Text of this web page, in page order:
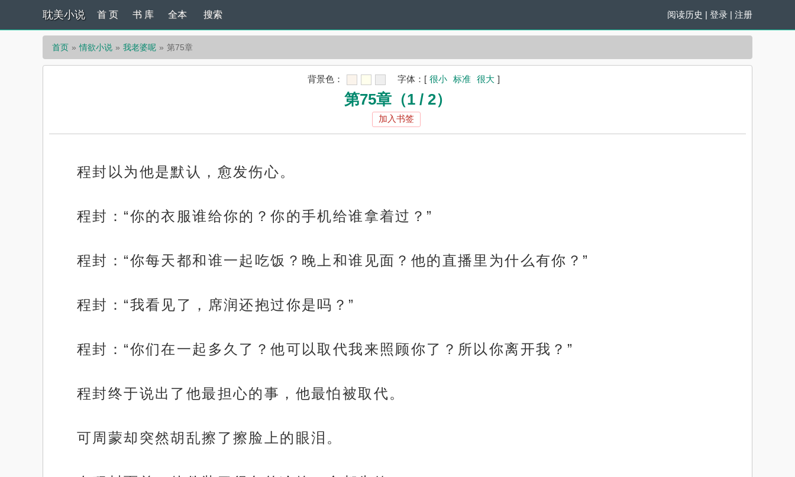
耽美小说 阅读历史 | 登录 | 注册
首 页 书 库 全本 搜索
首页 情欲小说 我老婆呢 第75章
背景色： 字体： [ 很小 标准 很大 ]
第75章（1 / 2）
加入书签
程封以为他是默认，愈发伤心。
程封：“你的衣服谁给你的？你的手机给谁拿着过？”
程封：“你每天都和谁一起吃饭？晚上和谁见面？他的直播里为什么有你？”
程封：“我看见了，席润还抱过你是吗？”
程封：“你们在一起多久了？他可以取代我来照顾你了？所以你离开我？”
程封终于说出了他最担心的事，他最怕被取代。
可周蒙却突然胡乱擦了擦脸上的眼泪。